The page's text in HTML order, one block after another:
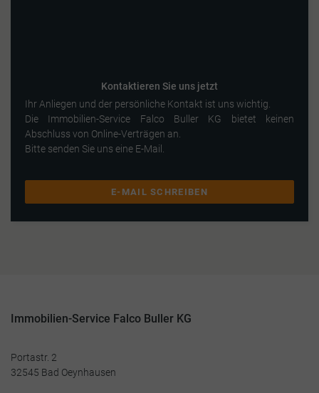
Kontaktieren Sie uns jetzt
Ihr Anliegen und der persönliche Kontakt ist uns wichtig.
Die Immobilien-Service Falco Buller KG bietet keinen
Abschluss von Online-Verträgen an.
Bitte senden Sie uns eine E-Mail.
E-MAIL SCHREIBEN
Immobilien-Service Falco Buller KG
Portastr. 2
32545 Bad Oeynhausen